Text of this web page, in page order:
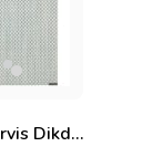
Amerikan Servis Dikdörtgen Lino